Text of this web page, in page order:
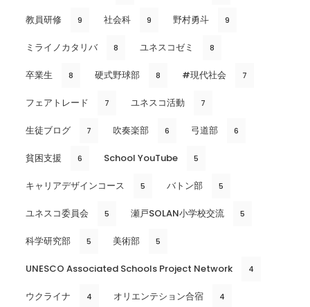
教員研修 9 社会科 9 野村勇斗 9
ミライノカタリバ 8 ユネスコゼミ 8
卒業生 8 硬式野球部 8 #現代社会 7
フェアトレード 7 ユネスコ活動 7
生徒ブログ 7 吹奏楽部 6 弓道部 6
貧困支援 6 School YouTube 5
キャリアデザインコース 5 バトン部 5
ユネスコ委員会 5 瀬戸SOLAN小学校交流 5
科学研究部 5 美術部 5
UNESCO Associated Schools Project Network 4
ウクライナ 4 オリエンテション合宿 4